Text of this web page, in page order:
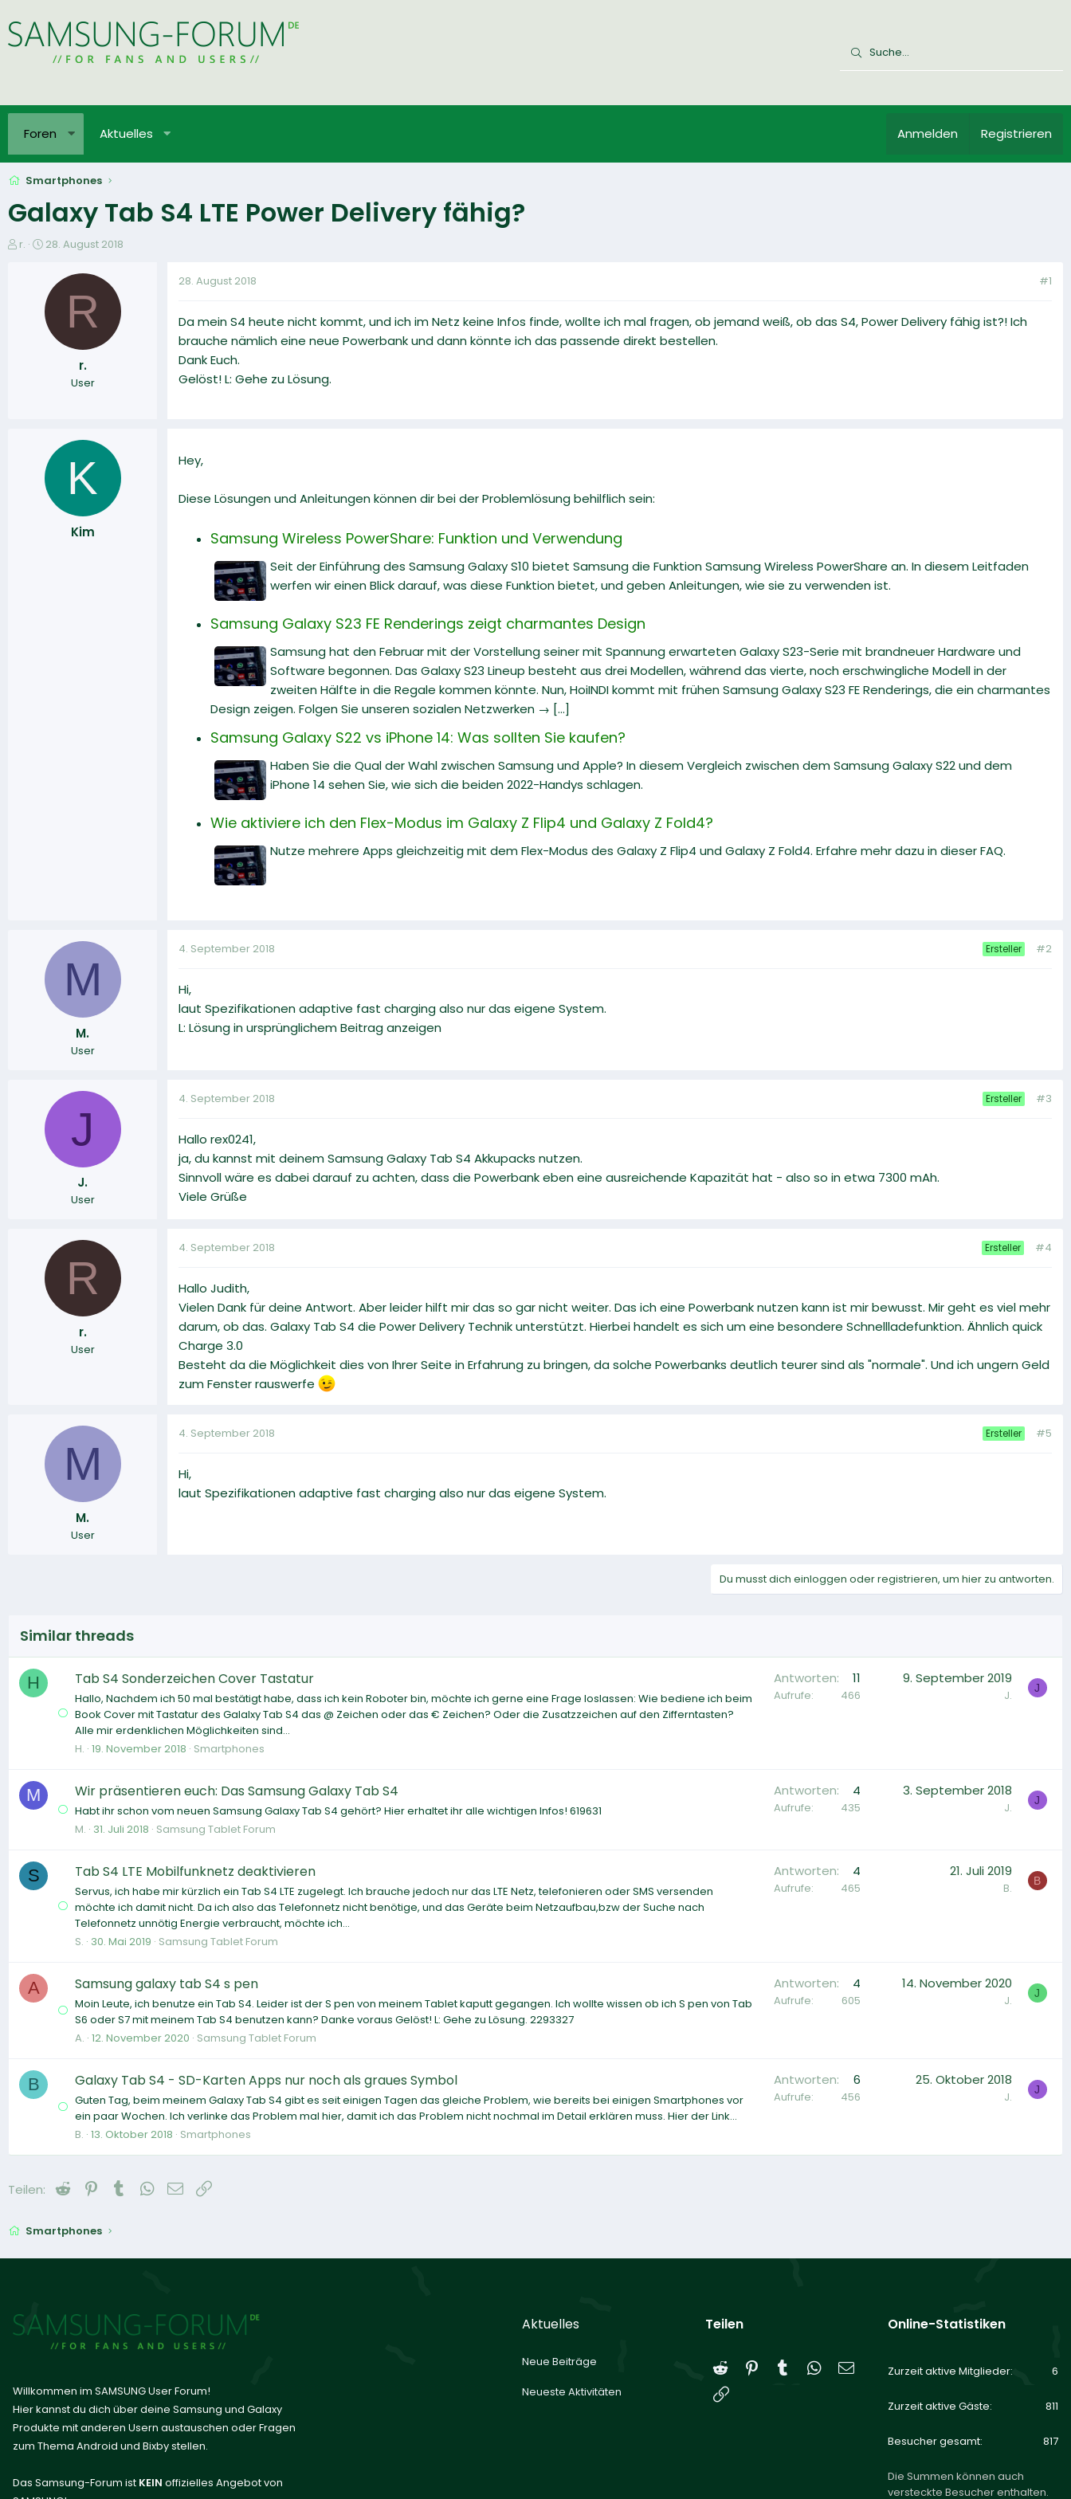
Foren Aktuelles Anmelden Registrieren
Smartphones
Galaxy Tab S4 LTE Power Delivery fähig?
Er.
E
e
l
28. August 2018
R
r.
User
28. August 2018 #1
Da mein S4 heute nicht kommt, und ich im Netz keine Infos finde, wollte ich mal fragen, ob jemand weiß, ob das S4, Power Delivery fähig ist?! Ich
brauche nämlich eine neue Powerbank und dann könnte ich das passende direkt bestellen.
Dank Euch.
Gelöst! L: Gehe zu Lösung.
K
Kim
Hey,
Diese Lösungen und Anleitungen können dir bei der Problemlösung behilflich sein:
Samsung Wireless PowerShare: Funktion und Verwendung
Seit der Einführung des Samsung Galaxy S10 bietet Samsung die Funktion Samsung Wireless PowerShare an. In diesem Leitfaden
werfen wir einen Blick darauf, was diese Funktion bietet, und geben Anleitungen, wie sie zu verwenden ist.
Samsung Galaxy S23 FE Renderings zeigt charmantes Design
Samsung hat den Februar mit der Vorstellung seiner mit Spannung erwarteten Galaxy S23-Serie mit brandneuer Hardware und
Software begonnen. Das Galaxy S23 Lineup besteht aus drei Modellen, während das vierte, noch erschwingliche Modell in der
zweiten Hälfte in die Regale kommen könnte. Nun, HoiINDI kommt mit frühen Samsung Galaxy S23 FE Renderings, die ein charmantes
Design zeigen. Folgen Sie unseren sozialen Netzwerken → [...]
Samsung Galaxy S22 vs iPhone 14: Was sollten Sie kaufen?
Haben Sie die Qual der Wahl zwischen Samsung und Apple? In diesem Vergleich zwischen dem Samsung Galaxy S22 und dem
iPhone 14 sehen Sie, wie sich die beiden 2022-Handys schlagen.
Wie aktiviere ich den Flex-Modus im Galaxy Z Flip4 und Galaxy Z Fold4?
Nutze mehrere Apps gleichzeitig mit dem Flex-Modus des Galaxy Z Flip4 und Galaxy Z Fold4. Erfahre mehr dazu in dieser FAQ.
M
M.
User
4. September 2018 Ersteller #2
Hi,
laut Spezifikationen adaptive fast charging also nur das eigene System.
L: Lösung in ursprünglichem Beitrag anzeigen
J
J.
User
4. September 2018 Ersteller #3
Hallo rex0241,
ja, du kannst mit deinem Samsung Galaxy Tab S4 Akkupacks nutzen.
Sinnvoll wäre es dabei darauf zu achten, dass die Powerbank eben eine ausreichende Kapazität hat - also so in etwa 7300 mAh.
Viele Grüße
R
r.
User
4. September 2018 Ersteller #4
Hallo Judith,
Vielen Dank für deine Antwort. Aber leider hilft mir das so gar nicht weiter. Das ich eine Powerbank nutzen kann ist mir bewusst. Mir geht es viel mehr
darum, ob das. Galaxy Tab S4 die Power Delivery Technik unterstützt. Hierbei handelt es sich um eine besondere Schnellladefunktion. Ähnlich quick
Charge 3.0
Besteht da die Möglichkeit dies von Ihrer Seite in Erfahrung zu bringen, da solche Powerbanks deutlich teurer sind als "normale". Und ich ungern Geld
zum Fenster rauswerfe
M
M.
User
4. September 2018 Ersteller #5
Hi,
laut Spezifikationen adaptive fast charging also nur das eigene System.
Du musst dich einloggen oder registrieren, um hier zu antworten.
Similar threads
H Tab S4 Sonderzeichen Cover Tastatur
Hallo, Nachdem ich 50 mal bestätigt habe, dass ich kein Roboter bin, möchte ich gerne eine Frage loslassen: Wie bediene ich beim
Book Cover mit Tastatur des Galalxy Tab S4 das @ Zeichen oder das € Zeichen? Oder die Zusatzzeichen auf den Zifferntasten?
Alle mir erdenklichen Möglichkeiten sind...
H. 19. November 2018 Smartphones
Antworten 11
Aufrufe 466
9. September 2019
J. J
M Wir präsentieren euch: Das Samsung Galaxy Tab S4
Habt ihr schon vom neuen Samsung Galaxy Tab S4 gehört? Hier erhaltet ihr alle wichtigen Infos! 619631
M. 31. Juli 2018 Samsung Tablet Forum
Antworten 4
Aufrufe 435
3. September 2018
J. J
S Tab S4 LTE Mobilfunknetz deaktivieren
Servus, ich habe mir kürzlich ein Tab S4 LTE zugelegt. Ich brauche jedoch nur das LTE Netz, telefonieren oder SMS versenden
möchte ich damit nicht. Da ich also das Telefonnetz nicht benötige, und das Geräte beim Netzaufbau,bzw der Suche nach
Telefonnetz unnötig Energie verbraucht, möchte ich...
S. 30. Mai 2019 Samsung Tablet Forum
Antworten 4
Aufrufe 465
21. Juli 2019
B. B
A Samsung galaxy tab S4 s pen
Moin Leute, ich benutze ein Tab S4. Leider ist der S pen von meinem Tablet kaputt gegangen. Ich wollte wissen ob ich S pen von Tab
S6 oder S7 mit meinem Tab S4 benutzen kann? Danke voraus Gelöst! L: Gehe zu Lösung. 2293327
A. 12. November 2020 Samsung Tablet Forum
Antworten 4
Aufrufe 605
14. November 2020
J. J
B Galaxy Tab S4 - SD-Karten Apps nur noch als graues Symbol
Guten Tag, beim meinem Galaxy Tab S4 gibt es seit einigen Tagen das gleiche Problem, wie bereits bei einigen Smartphones vor
ein paar Wochen. Ich verlinke das Problem mal hier, damit ich das Problem nicht nochmal im Detail erklären muss. Hier der Link...
B. 13. Oktober 2018 Smartphones
Antworten 6
Aufrufe 456
25. Oktober 2018
J. J
Teilen: Reddit PinterestTumblrWhatsApp
E-Mail
Smartphones
Willkommen im SAMSUNG User Forum!
Hier kannst du dich über deine Samsung und Galaxy
Produkte mit anderen Usern austauschen oder Fragen
zum Thema Android und Bixby stellen.
Das Samsung-Forum ist KEIN offizielles Angebot von
Aktuelles
Neue Beiträge
Neueste Aktivitäten
Teilen
Reddit Pinterest
Tumblr WhatsApp
E-Mail
Online-Statistiken
Zurzeit aktive Mitglieder 6
Zurzeit aktive Gäste 811
Besucher gesamt 817
Die Summen können auch
versteckte Besucher enthalten.